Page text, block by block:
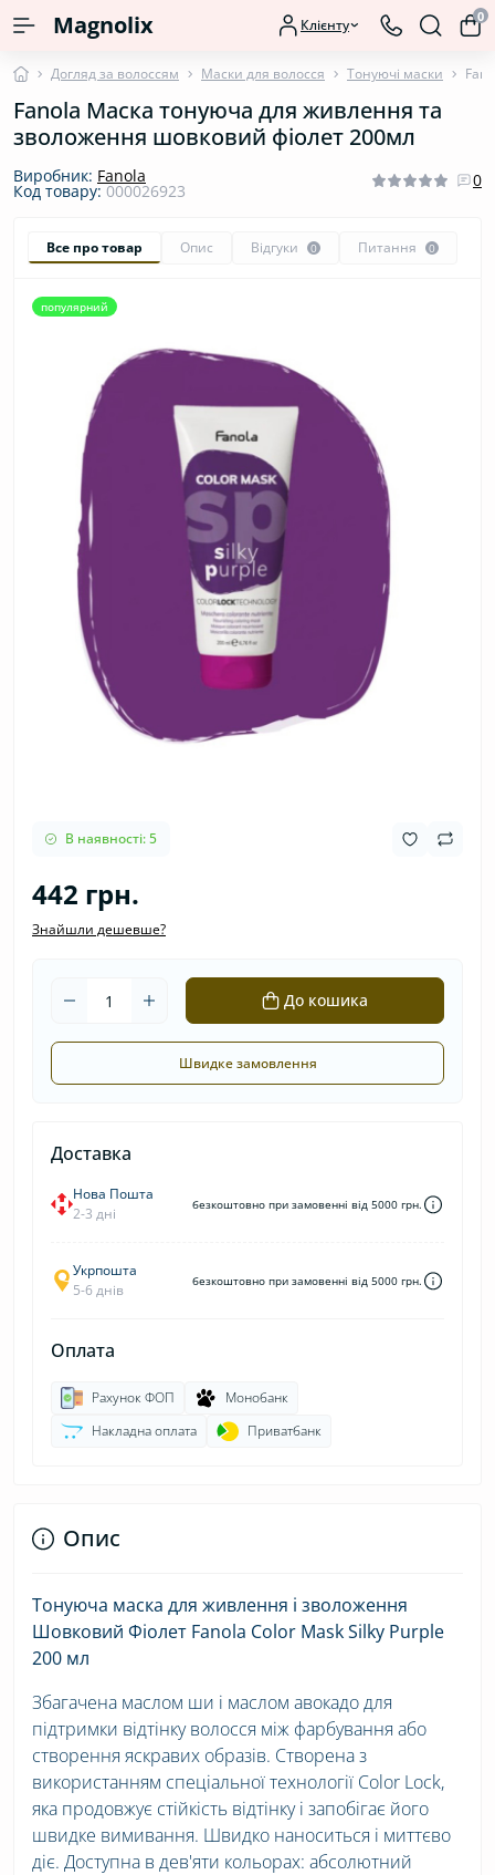
Magnolix Клієнту 0
Догляд за волоссям Маски для волосся Тонуючі маски
Fanola Маска тонуюча для живлення та
зволоження шовковий фіолет 200мл
Виробник: Fanola
Код товару:000026923
0
Все про товар Опис Відгуки 0 Питання 0
популярний
В наявності: 5
442 грн.
Знайшли дешевше?
До кошика
Швидке замовлення
Доставка
Нова Пошта
2-3 дні
безкоштовно при замовенні від 5000 грн.
Укрпошта
5-6 днів
безкоштовно при замовенні від 5000 грн.
Оплата
Рахунок ФОП
Монобанк
Накладна оплата
Приватбанк
Опис
Тонуюча маска для живлення і зволоження
Шовковий Фіолет Fanola Color Mask Silky Purple
200 мл
Збагачена маслом ши і маслом авокадо для
підтримки відтінку волосся між фарбування або
створення яскравих образів. Створена з
використанням спеціальної технології Color Lock,
яка продовжує стійкість відтінку і запобігає його
швидке вимивання. Швидко наноситься і миттєво
діє. Доступна в дев'яти кольорах: абсолютний